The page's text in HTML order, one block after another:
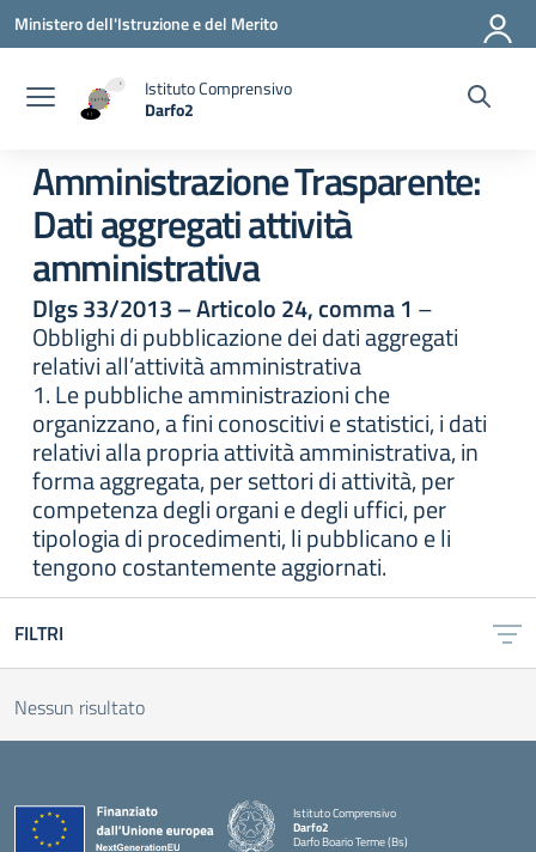
Vai ai contenuti
Vai al menu di navigazione
Vai al footer
Ministero dell'Istruzione e del Merito
Istituto Comprensivo
Darfo2
Amministrazione Trasparente:
Dati aggregati attività
amministrativa
Dlgs 33/2013 – Articolo 24, comma 1 –
Obblighi di pubblicazione dei dati aggregati
relativi all’attività amministrativa
1. Le pubbliche amministrazioni che
organizzano, a fini conoscitivi e statistici, i dati
relativi alla propria attività amministrativa, in
forma aggregata, per settori di attività, per
competenza degli organi e degli uffici, per
tipologia di procedimenti, li pubblicano e li
tengono costantemente aggiornati.
FILTRI
Nessun risultato
Istituto Comprensivo
Darfo2
Darfo Boario Terme (Bs)